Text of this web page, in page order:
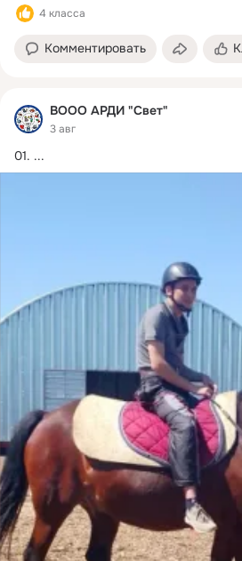
4 класса
Комментировать
ВООО АРДИ "Свет"
3 авг
01. ...